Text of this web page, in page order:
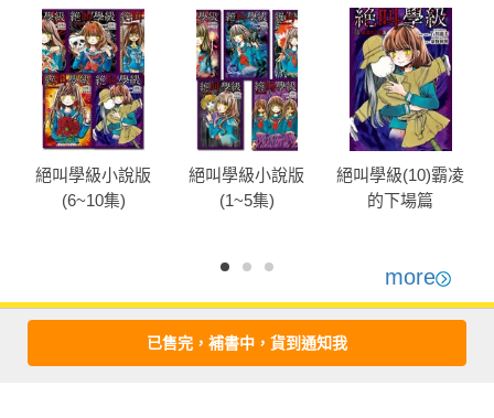
絕叫學級小說版
(6~10集)
絕叫學級小說版
(1~5集)
絕叫學級(10)霸凌
的下場篇
more
優惠活動快訊
已售完，補書中，貨到通知我